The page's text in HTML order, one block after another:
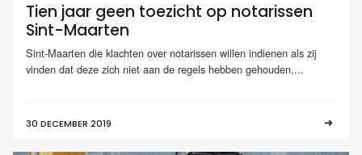
Tien jaar geen toezicht op notarissen
Sint-Maarten
Sint-Maarten die klachten over notarissen willen indienen als zij
vinden dat deze zich niet aan de regels hebben gehouden,...
30 DECEMBER 2019